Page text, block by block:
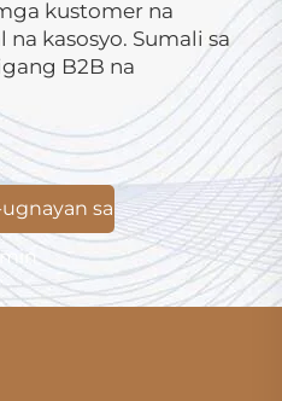
kustomer na
kasosyo. Sumali sa
B2B na
sa